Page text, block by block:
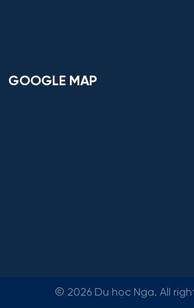
Hệ thống thông tin
GOOGLE MAP
© 2026 Du học Nga. All